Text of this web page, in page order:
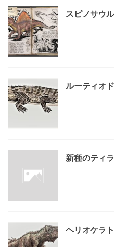
スピノサウ
ルーティオ
新種のティ
ヘリオケラ